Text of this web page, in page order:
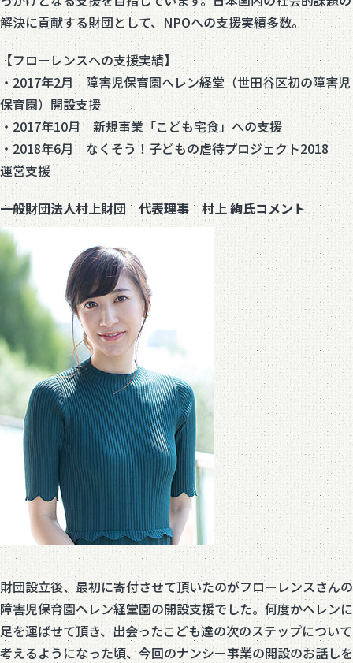
解決に貢献する財団として、NPOへの支援実績多数。
【フローレンスへの支援実績】
・2017年2月 障害児保育園ヘレン経堂（世田谷区初の障害児
保育園）開設支援
・2017年10月 新規事業「こども宅食」への支援
・2018年6月 なくそう！子どもの虐待プロジェクト2018
運営支援
一般財団法人村上財団 代表理事 村上 絢氏コメント
財団設立後、最初に寄付させて頂いたのがフローレンスさんの
障害児保育園ヘレン経堂園の開設支援でした。何度かヘレンに
足を運ばせて頂き、出会ったこども達の次のステップについて
考えるようになった頃、今回のナンシー事業の開設のお話しを